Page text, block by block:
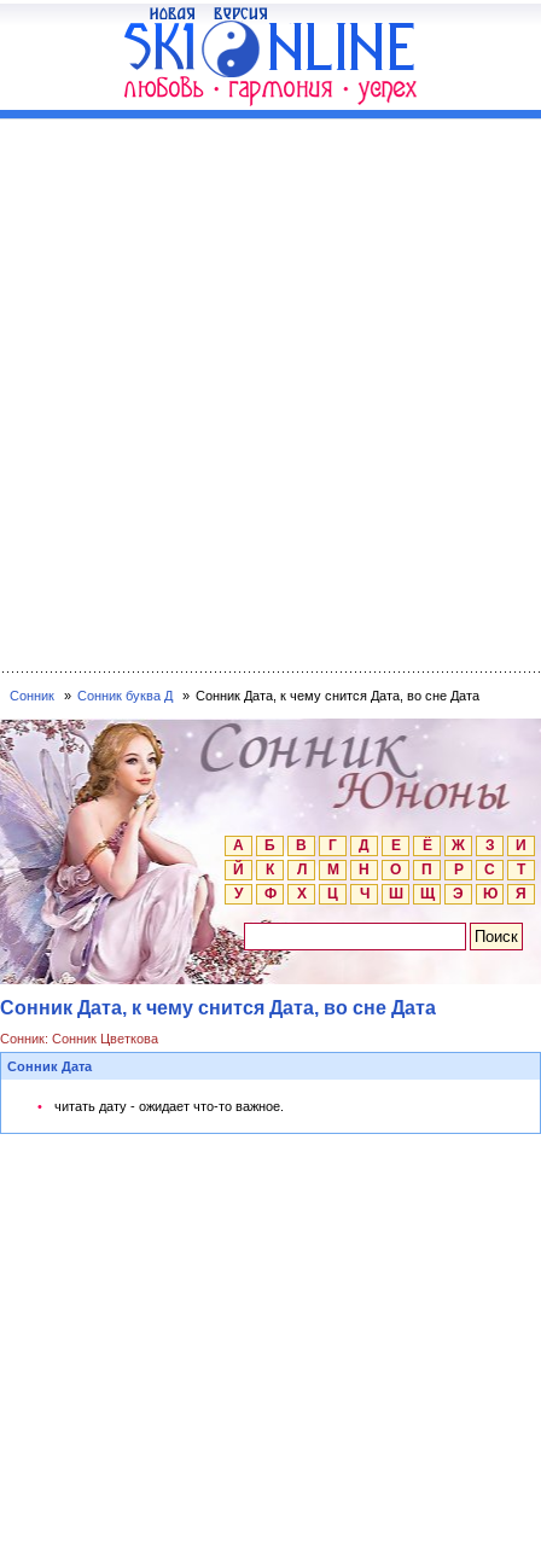
Сонник Сонник буква Д Сонник Дата, к чему снится Дата, во сне Дата
А Б В Г Д Е Ё Ж З
И
Й
К Л М Н О П Р С
Т
У
Ф Х Ц Ч Ш Щ Э Ю Я
Сонник Дата, к чему снится Дата, во сне Дата
Сонник: Сонник Цветкова
Сонник Дата
читать дату - ожидает что-то важное.